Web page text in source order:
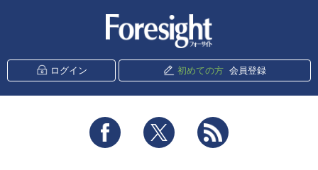
ログイン 初めての方 会員登録
Facebook Twitter